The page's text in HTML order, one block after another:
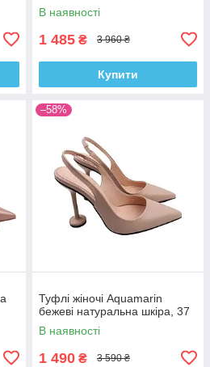
В наявності
1 485 ₴ 3 960 ₴
Купити
–58%
Туфлі жіночі Aquamarin
бежеві натуральна шкіра, 37
В наявності
1 490 ₴ 3 590 ₴